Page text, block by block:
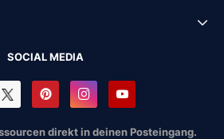
SOCIAL MEDIA
direkt in deinen Posteingang.